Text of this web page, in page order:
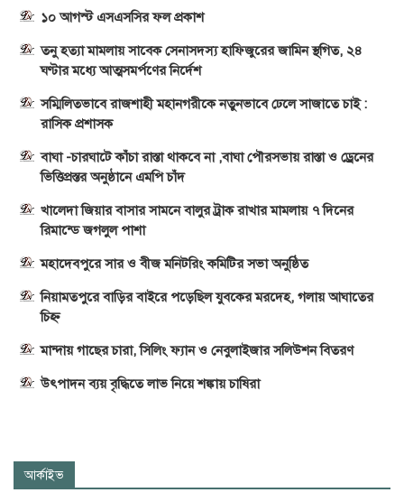
১০ আগস্ট এসএসসির ফল প্রকাশ
তনু হত্যা মামলায় সাবেক সেনাসদস্য হাফিজুরের জামিন স্থগিত, ২৪
ঘণ্টার মধ্যে আত্মসমর্পণের নির্দেশ
সম্মিলিতভাবে রাজশাহী মহানগরীকে নতুনভাবে ঢেলে সাজাতে চাই :
রাসিক প্রশাসক
বাঘা -চারঘাটে কাঁচা রাস্তা থাকবে না ,বাঘা পৌরসভায় রাস্তা ও ড্রেনের
ভিত্তিপ্রস্তর অনুষ্ঠানে এমপি চাঁদ
খালেদা জিয়ার বাসার সামনে বালুর ট্রাক রাখার মামলায় ৭ দিনের
রিমান্ডে জগলুল পাশা
মহাদেবপুরে সার ও বীজ মনিটরিং কমিটির সভা অনুষ্ঠিত
নিয়ামতপুরে বাড়ির বাইরে পড়েছিল যুবকের মরদেহ, গলায় আঘাতের
চিহ্ন
মান্দায় গাছের চারা, সিলিং ফ্যান ও নেবুলাইজার সলিউশন বিতরণ
উৎপাদন ব্যয় বৃদ্ধিতে লাভ নিয়ে শঙ্কায় চাষিরা
আর্কাইভ